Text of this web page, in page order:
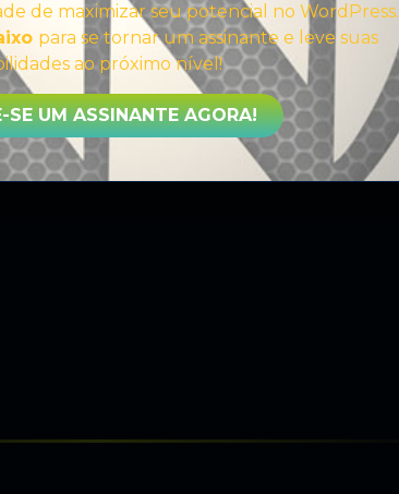
de maximizar seu potencial no WordPress.
para se tornar um assinante e leve suas
ao próximo nível!
SE UM ASSINANTE AGORA!